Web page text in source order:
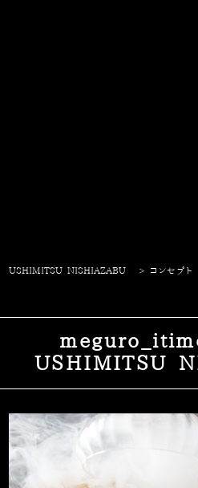
USHIMITSU NISHIAZABU > コンセプト
USHIMITSU